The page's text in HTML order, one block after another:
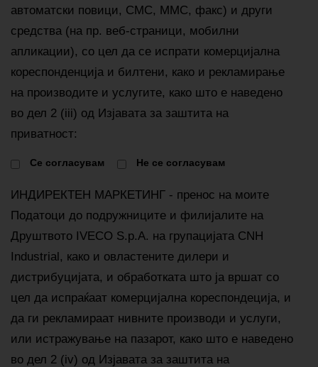
автоматски повици, СМС, ММС, факс) и други
средства (на пр. веб-страници, мобилни
апликации), со цел да се испрати комерцијална
кореспонденција и билтени, како и рекламирање
на производите и услугите, како што е наведено
во дел 2 (iii) од Изјавата за заштита на
приватност:
Cе согласувам Не се согласувам
ИНДИРЕКТЕН МАРКЕТИНГ - пренос на моите
Податоци до подружниците и филијалите на
Друштвото IVECO S.p.A. на групацијата CNH
Industrial, како и овластените дилери и
дистрибуцијата, и обработката што ја вршат со
цел да испраќаат комерцијална кореспондеција, и
да ги рекламираат нивните производи и услуги,
или истражување на пазарот, како што е наведено
во дел 2 (iv) од Изјавата за заштита на